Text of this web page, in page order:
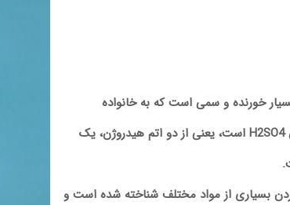
خورنده و سمی است که به خانواده
اسیدهای معدنی تعلق دارد. فرمول شیمیایی آن H2SO4 است، یعنی از دو اتم هیدروژن، یک
بسیاری از مواد مختلف شناخته شده است و